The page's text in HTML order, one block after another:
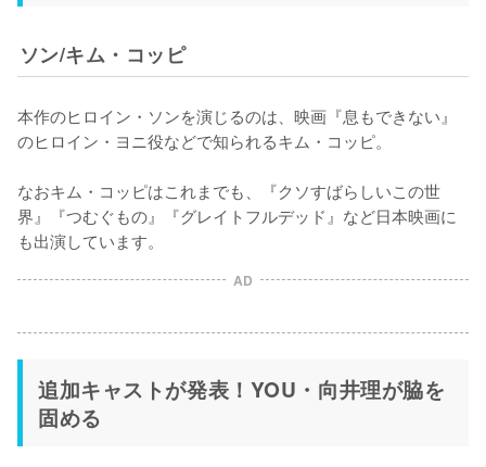
ソン/キム・コッピ
本作のヒロイン・ソンを演じるのは、映画『息もできない』
のヒロイン・ヨニ役などで知られるキム・コッピ。
なおキム・コッピはこれまでも、『クソすばらしいこの世
界』『つむぐもの』『グレイトフルデッド』など日本映画に
も出演しています。
AD
追加キャストが発表！YOU・向井理が脇を
固める